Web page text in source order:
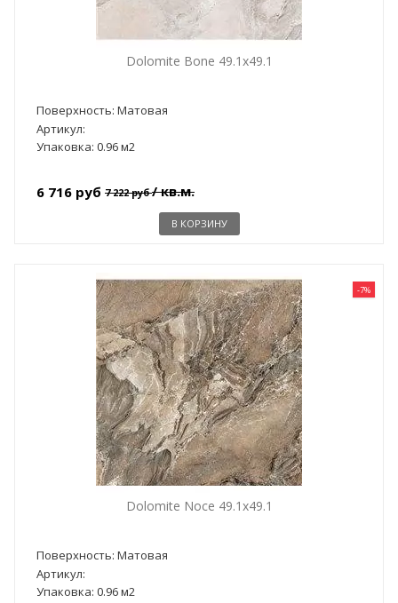
Dolomite Bone 49.1x49.1
Поверхность: Матовая
Артикул:
Упаковка: 0.96 м2
6 716 руб 7 222 руб/ кв.м.
В КОРЗИНУ
-7%
Dolomite Noce 49.1x49.1
Поверхность: Матовая
Артикул:
Упаковка: 0.96 м2